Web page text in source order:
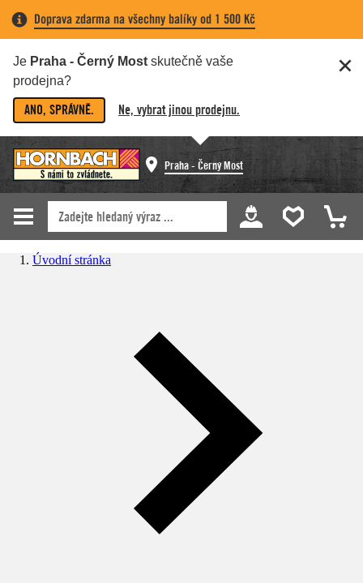
Doprava zdarma na všechny balíky od 1 500 Kč
Je Praha - Černý Most skutečně vaše
prodejna?
ANO, SPRÁVNĚ. Ne, vybrat jinou prodejnu.
Praha - Černý Most
Úvodní stránka